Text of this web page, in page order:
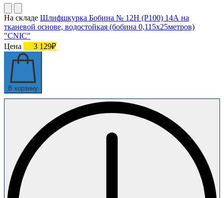
На складе Шлифшкурка Бобина № 12Н (P100) 14А на
тканевой основе, водостойкая (бобина 0,115х25метров)
"CNIC"
Цена
3 129₽
В корзину